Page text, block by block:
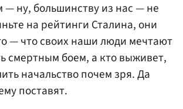
— ну, большинству из нас — не
на рейтинги Сталина, они
— что своих наши люди мечтают
смертным боем, а кто выживет,
начальство почем зря. Да
поставят.